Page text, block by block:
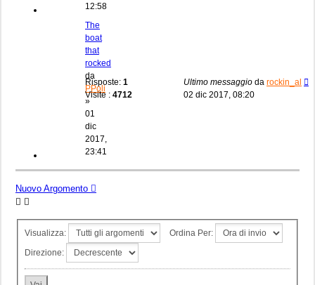
12:58
The
boat
that
rocked
da
PPoli
»
01
dic
2017,
23:41
Risposte: 1
Visite : 4712
Ultimo messaggio da rockin_al
02 dic 2017, 08:20
Nuovo Argomento
Visualizza:
Ordina Per:
Direzione: